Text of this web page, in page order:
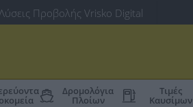
Λύσεις Προβολής Vrisko Digital
Δρομολόγια
Πλοίων
Τιμές
Καυσίμων